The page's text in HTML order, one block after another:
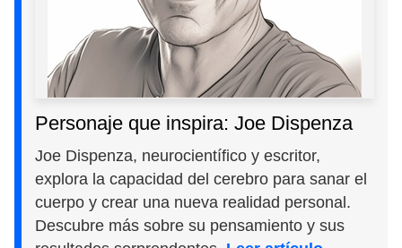
Personaje que inspira: Joe Dispenza
Joe Dispenza, neurocientífico y escritor,
explora la capacidad del cerebro para sanar el
cuerpo y crear una nueva realidad personal.
Descubre más sobre su pensamiento y sus